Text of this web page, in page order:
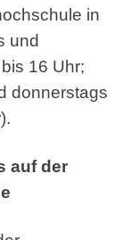
in
und
16 Uhr;
donnerstags
auf der